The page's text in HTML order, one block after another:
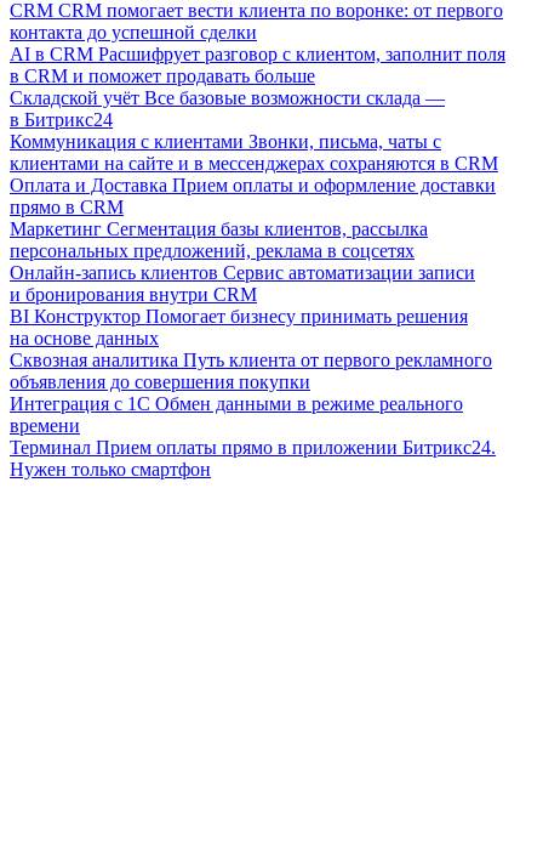
CRM CRM помогает вести клиента по воронке: от первого
контакта до успешной сделки
AI в CRM Расшифрует разговор с клиентом, заполнит поля
в CRM и поможет продавать больше
Складской учёт Все базовые возможности склада —
в Битрикс24
Коммуникация с клиентами Звонки, письма, чаты с
клиентами на сайте и в мессенджерах сохраняются в CRM
Оплата и Доставка Прием оплаты и оформление доставки
прямо в CRM
Маркетинг Сегментация базы клиентов, рассылка
персональных предложений, реклама в соцсетях
Онлайн-запись клиентов Сервис автоматизации записи
и бронирования внутри CRM
BI Конструктор Помогает бизнесу принимать решения
на основе данных
Сквозная аналитика Путь клиента от первого рекламного
объявления до совершения покупки
Интеграция с 1С Обмен данными в режиме реального
времени
Терминал Прием оплаты прямо в приложении Битрикс24.
Нужен только смартфон